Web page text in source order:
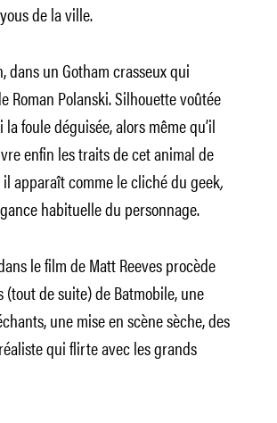
de la ville.
dans un Gotham crasseux qui
Roman Polanski. Silhouette voûtée
la foule déguisée, alors même qu’il
enfin les traits de cet animal de
il apparaît comme le cliché du geek,
habituelle du personnage.
le film de Matt Reeves procède
de suite) de Batmobile, une
une mise en scène sèche, des
qui flirte avec les grands